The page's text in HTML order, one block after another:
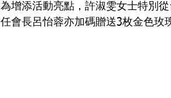
為增添活動亮點，許淑雯女士特別
任會長呂怡蓉亦加碼贈送3枚金色玫